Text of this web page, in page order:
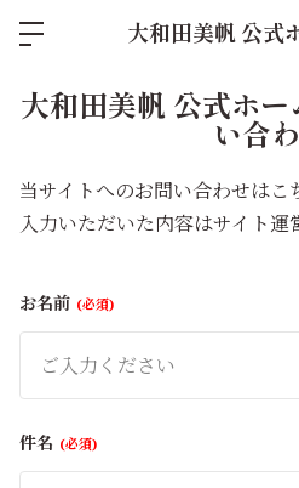
大和田美帆 公式
大和田美帆 公式ホ
い合
当サイトへのお問い合わせはこ
入力いただいた内容はサイト運
お名前 必須
件名 必須